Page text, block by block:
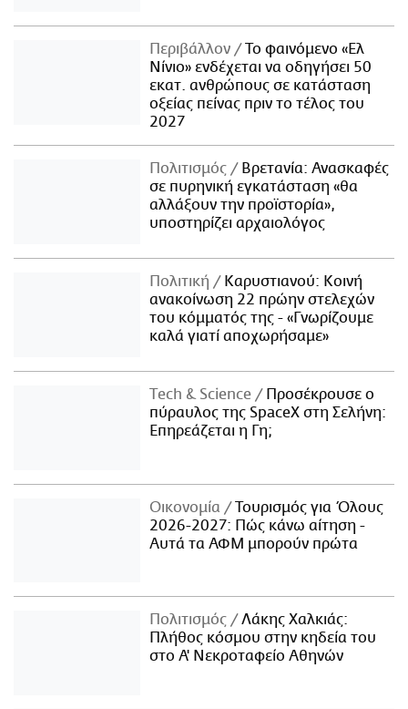
Περιβάλλον
Το φαινόμενο «Ελ
Νίνιο» ενδέχεται να οδηγήσει 50
εκατ. ανθρώπους σε κατάσταση
οξείας πείνας πριν το τέλος του
2027
Πολιτισμός
Βρετανία: Ανασκαφές
σε πυρηνική εγκατάσταση «θα
αλλάξουν την προϊστορία»,
υποστηρίζει αρχαιολόγος
Πολιτική
Καρυστιανού: Κοινή
ανακοίνωση 22 πρώην στελεχών
του κόμματός της - «Γνωρίζουμε
καλά γιατί αποχωρήσαμε»
Τech & Science
Προσέκρουσε ο
πύραυλος της SpaceX στη Σελήνη:
Επηρεάζεται η Γη;
Οικονομία
Τουρισμός για Όλους
2026-2027: Πώς κάνω αίτηση -
Αυτά τα ΑΦΜ μπορούν πρώτα
Πολιτισμός
Λάκης Χαλκιάς:
Πλήθος κόσμου στην κηδεία του
στο Α' Νεκροταφείο Αθηνών